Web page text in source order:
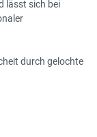
lässt sich bei
durch gelochte